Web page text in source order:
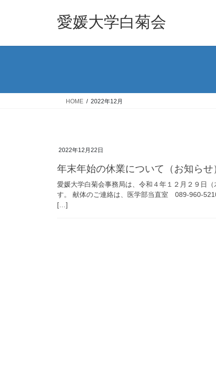
愛媛大学白菊会
HOME 2022年12月
2022年12月22日
年末年始の休業について（お知らせ
愛媛大学白菊会事務局は、令和４年１２月２９日
す。 献体のご連絡は、医学部当直室 089-960-
[…]